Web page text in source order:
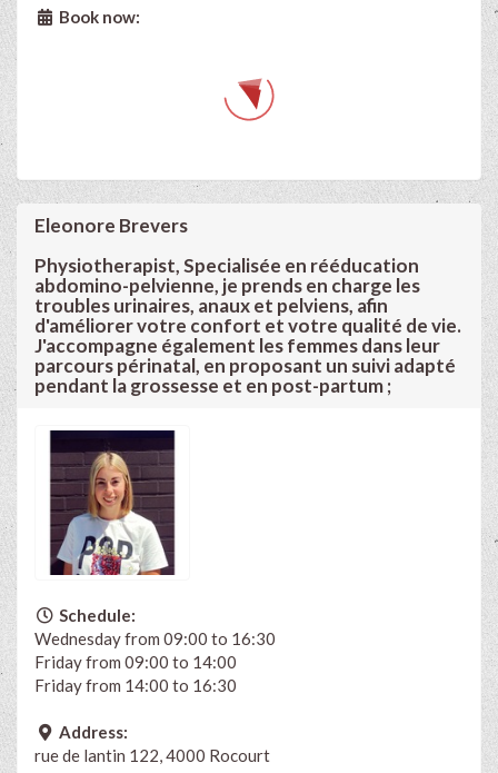
Book now:
Eleonore Brevers
Physiotherapist, Specialisée en rééducation
abdomino-pelvienne, je prends en charge les
troubles urinaires, anaux et pelviens, afin
d'améliorer votre confort et votre qualité de vie.
J'accompagne également les femmes dans leur
parcours périnatal, en proposant un suivi adapté
pendant la grossesse et en post-partum ;
Schedule:
Wednesday from 09:00 to 16:30
Friday from 09:00 to 14:00
Friday from 14:00 to 16:30
Address:
rue de lantin 122, 4000 Rocourt